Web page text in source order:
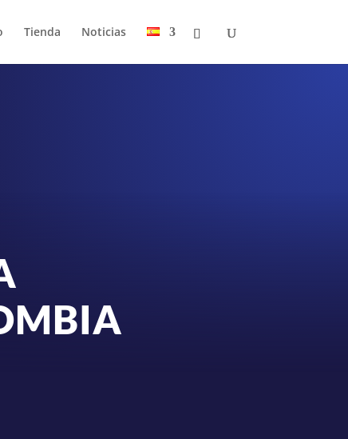
Tienda Noticias